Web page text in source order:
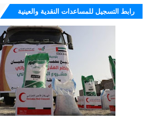
رابط التسجيل للمساعدات النقدية والعينية